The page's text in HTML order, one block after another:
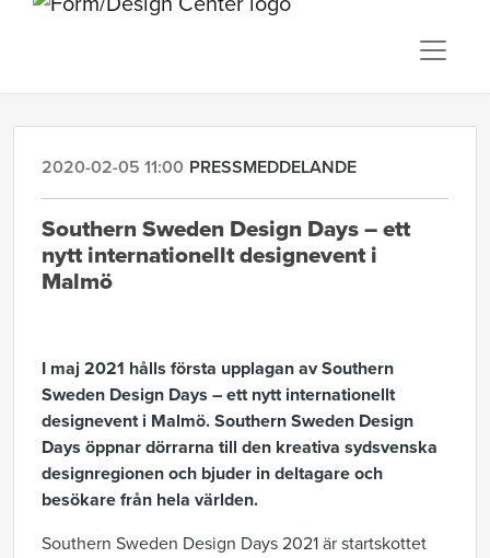
2020-02-05 11:00 PRESSMEDDELANDE
Southern Sweden Design Days – ett
nytt internationellt designevent i
Malmö
I maj 2021 hålls första upplagan av Southern
Sweden Design Days – ett nytt internationellt
designevent i Malmö. Southern Sweden Design
Days öppnar dörrarna till den kreativa sydsvenska
designregionen och bjuder in deltagare och
besökare från hela världen.
Southern Sweden Design Days 2021 är startskottet